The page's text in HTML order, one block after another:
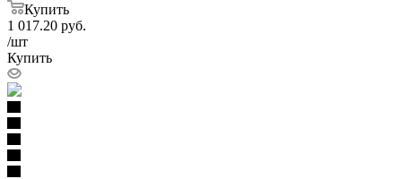
Купить
1 017.20 руб.
/шт
Купить